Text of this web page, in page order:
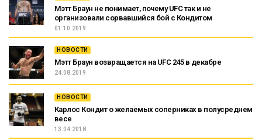
Мэтт Браун не понимает, почему UFC так и не
организовали сорвавшийся бой с Кондитом
01.10.2019
НОВОСТИ
Мэтт Браун возвращается на UFC 245 в декабре
24.08.2019
НОВОСТИ
Карлос Кондит о желаемых соперниках в полусреднем
весе
13.04.2018